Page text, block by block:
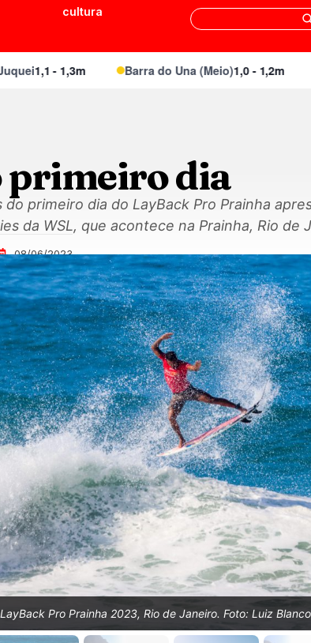
cultura
1,1 - 1,3m Barra do Una (Meio)1,0 - 1,2m
primeiro dia
do primeiro dia do LayBack Pro Prainha
da WSL, que acontece na Prainha, Rio de
08/06/2023
Pro Prainha 2023, Rio de Janeiro. Foto: Luiz